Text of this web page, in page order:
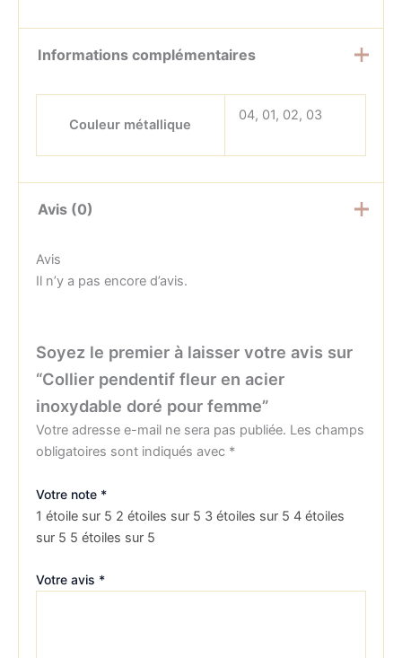
Informations complémentaires
Couleur métallique
04, 01, 02, 03
Avis (0)
Avis
Il n’y a pas encore d’avis.
Soyez le premier à laisser votre avis sur
“Collier pendentif fleur en acier
inoxydable doré pour femme”
Votre adresse e-mail ne sera pas publiée. Les champs
obligatoires sont indiqués avec *
Votre note *
1 étoile sur 5 2 étoiles sur 5 3 étoiles sur 5 4 étoiles
sur 5 5 étoiles sur 5
Votre avis *